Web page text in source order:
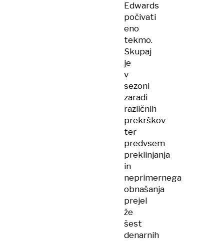
Edwards
počivati
eno
tekmo.
Skupaj
je
v
sezoni
zaradi
različnih
prekrškov
ter
predvsem
preklinjanja
in
neprimernega
obnašanja
prejel
že
šest
denarnih